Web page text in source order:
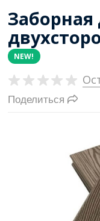
Заборная
NEW!
Поделиться